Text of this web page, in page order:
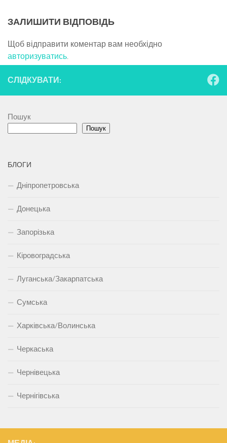
ЗАЛИШИТИ ВІДПОВІДЬ
Щоб відправити коментар вам необхідно
авторизуватись
СЛІДКУВАТИ:
Пошук
Пошук
БЛОГИ
Дніпропетровська
Донецька
Запорізька
Кіровоградська
Луганська/Закарпатська
Сумська
Харківська/Волинська
Черкаська
Чернівецька
Чернігівська